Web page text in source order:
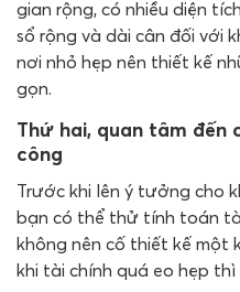
gian rộng, có nhiều diện
sổ rộng và dài cân đối với
nơi nhỏ hẹp nên thiết kế
gọn.
Thứ hai, quan tâm đến
công
Trước khi lên ý tưởng cho
bạn có thể thử tính toán
không nên cố thiết kế một
khi tài chính quá eo hẹp